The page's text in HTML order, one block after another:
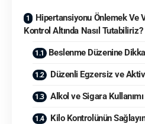
Hipertansiyonu Önlemek Ve
Kontrol Altında Nasıl Tutabiliriz?
Beslenme Düzenine
Düzenli Egzersiz ve
Alkol ve Sigara
Kilo Kontrolünün